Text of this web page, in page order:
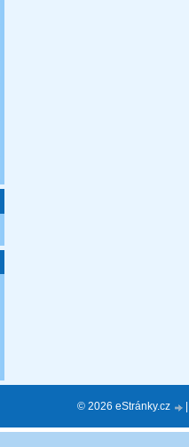
© 2026 eStránky.cz